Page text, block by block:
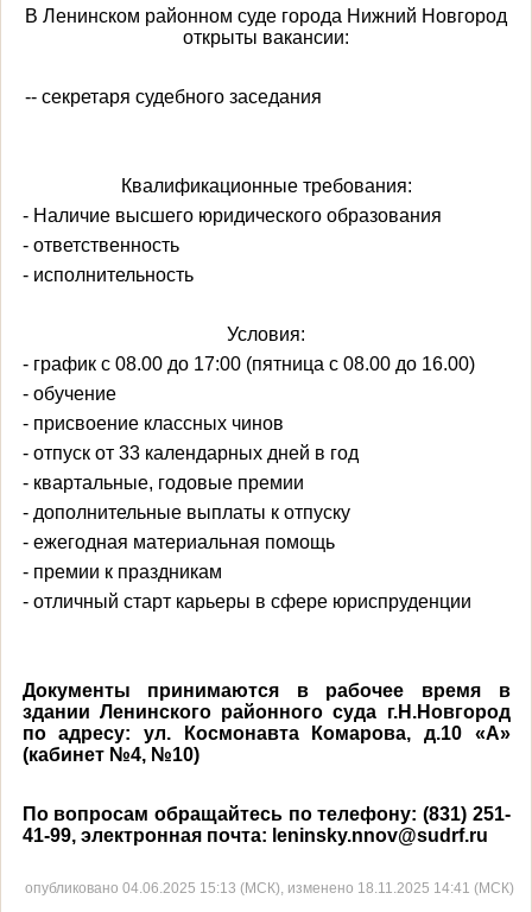
В Ленинском районном суде города Нижний Новгород
открыты вакансии:
-- секретаря судебного заседания
Квалификационные требования:
- Наличие высшего юридического образования
- ответственность
- исполнительность
Условия:
- график с 08.00 до 17:00 (пятница с 08.00 до 16.00)
- обучение
- присвоение классных чинов
- отпуск от 33 календарных дней в год
- квартальные, годовые премии
- дополнительные выплаты к отпуску
- ежегодная материальная помощь
- премии к праздникам
- отличный старт карьеры в сфере юриспруденции
Документы принимаются в рабочее время в
здании Ленинского районного суда г.Н.Новгород
по адресу: ул. Космонавта Комарова, д.10 «А»
(кабинет №4, №10)
По вопросам обращайтесь по телефону: (831) 251-
41-99, электронная почта: leninsky.nnov@sudrf.ru
опубликовано 04.06.2025 15:13 (МСК), изменено 18.11.2025 14:41 (МСК)